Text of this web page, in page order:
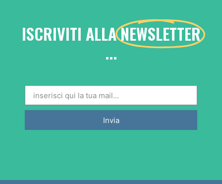
ISCRIVITI ALLANEWSLETTER
...
Invia